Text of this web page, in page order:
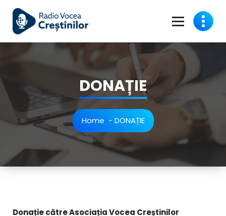
content
DONAȚIE
Home - DONAȚIE
Donație către Asociația Vocea Creștinilor